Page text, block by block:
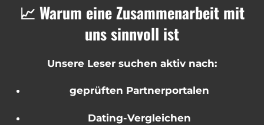
📈 Warum eine Zusammenarbeit mit
uns sinnvoll ist
Unsere Leser suchen aktiv nach:
geprüften Partnerportalen
Dating-Vergleichen